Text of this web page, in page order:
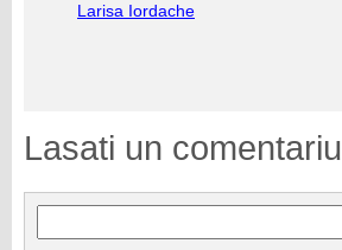
Larisa Iordache
Lasati un comentariu